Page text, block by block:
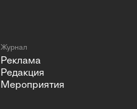
Журнал
Реклама
Редакция
Мероприятия